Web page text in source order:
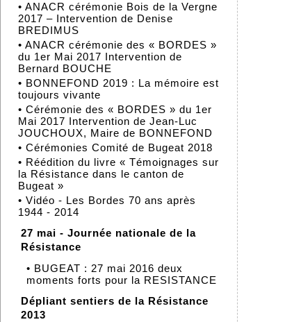
• ANACR cérémonie Bois de la Vergne
2017 – Intervention de Denise
BREDIMUS
• ANACR cérémonie des « BORDES »
du 1er Mai 2017 Intervention de
Bernard BOUCHE
• BONNEFOND 2019 : La mémoire est
toujours vivante
• Cérémonie des « BORDES » du 1er
Mai 2017 Intervention de Jean-Luc
JOUCHOUX, Maire de BONNEFOND
• Cérémonies Comité de Bugeat 2018
• Réédition du livre « Témoignages sur
la Résistance dans le canton de
Bugeat »
• Vidéo - Les Bordes 70 ans après
1944 - 2014
27 mai - Journée nationale de la
Résistance
• BUGEAT : 27 mai 2016 deux
moments forts pour la RESISTANCE
Dépliant sentiers de la Résistance
2013